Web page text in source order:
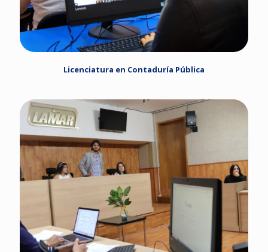
Licenciatura en Contaduría Pública